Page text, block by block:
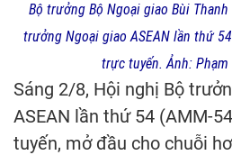
Bộ trưởng Bộ Ngoại giao Bùi
trưởng Ngoại giao ASEAN lần thứ
trực tuyến. Ảnh: Phạm
Sáng 2/8, Hội nghị Bộ
ASEAN lần thứ 54 (AMM-
tuyến, mở đầu cho chuỗi